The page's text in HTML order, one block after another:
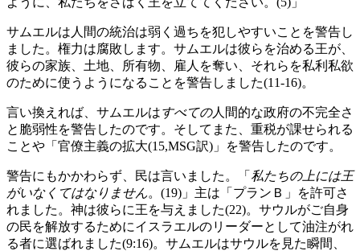
サムエルは人間の統治は弱く過ちを犯しやすいことを警告し
ました。権力は腐敗します。サムエルは彼らを治める王が、
彼らの家族、土地、所有物、雇人を奪い、それらを私利私欲
のために使うようになることを警告しました(11-16)。
言い換えれば、サムエルはすべての人間的な政府の不完全さ
と脆弱性を警告したのです。そしてまた、重税が課せられる
ことや「官僚主義の拡大(15,MSG訳)」を警告したのです。
警告にもかかわらず、民は言いました。「 私たちの上には王
がいなくてはなりません。(19)」主は「プランＢ」を許可さ
れました。神は彼らに王を与えました(22)。サウルがご自身
の民を解放するためにイスラエルのリーダーとして油注がれ
る者に選ばれました(9:16)。サムエルはサウルを見た瞬間、